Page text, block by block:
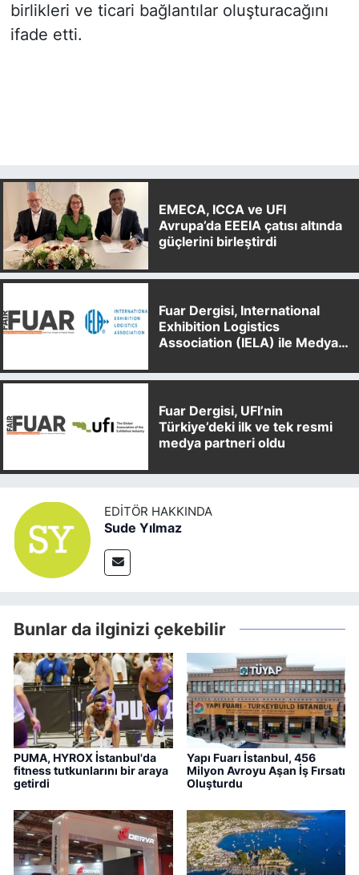
birlikleri ve ticari bağlantılar oluşturacağını
ifade etti.
EMECA, ICCA ve UFI
Avrupa’da EEEIA çatısı altında
güçlerini birleştirdi
Fuar Dergisi, International
Exhibition Logistics
Association (IELA) ile Medya
Fuar Dergisi, UFI’nin
Türkiye’deki ilk ve tek resmi
medya partneri oldu
EDITÖR HAKKINDA
Sude Yılmaz
Bunlar da ilginizi çekebilir
PUMA, HYROX İstanbul'da
fitness tutkunlarını bir araya
getirdi
Yapı Fuarı İstanbul, 456
Milyon Avroyu Aşan İş Fırsatı
Oluşturdu